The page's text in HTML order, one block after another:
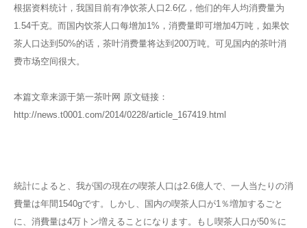
根据资料统计，我国目前有净饮茶人口2.6亿，他们的年人均消费量为
1.54千克。而国内饮茶人口每增加1%，消费量即可增加4万吨，如果饮
茶人口达到50%的话，茶叶消费量将达到200万吨。可见国内的茶叶消
费市场空间很大。
本篇文章来源于第一茶叶网 原文链接：
http://news.t0001.com/2014/0228/article_167419.html
統計によると、我が国の現在の喫茶人口は2.6億人で、一人当たりの消
費量は年間1540gです。しかし、国内の喫茶人口が1％増加するごと
に、消費量は4万トン増えることになります。もし喫茶人口が50％に